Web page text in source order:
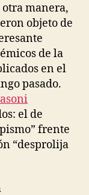
otra manera,
objeto de
de la
en el
pasado.
el de
frente
“desprolija